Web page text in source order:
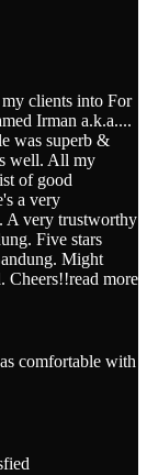
clients into For
Irman a.k.a....
was superb &
well. All my
of good
a very
A very trustworthy
Five stars
Might
Cheers!!read more
comfortable with